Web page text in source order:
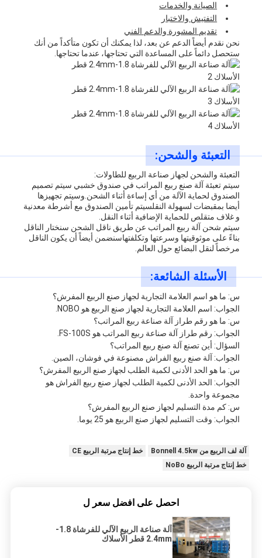
الصيانة والخدمات
التفتيش والاختبار
تقديم المشورة والدعم الفني
نحن نقدم أيضاً الدعم عن بعد، لذا يمكنك أن تكون متأكداً من أنك
ستحصل دائماً على المساعدة التي تحتاجها، عندما تحتاجها.
التعبئة والشحن:
التعبئة والشحن لجهاز صناعة الربيع للطاولات:
سيتم تعبئة آلة صنع ربيع المراتب في صندوق خشبي سيتم تصميم
الصندوق لحماية الآلة من أي إساءة أثناء الشحن.وسيتم تجهيزها
أيضا بمقبضات لسهولة النقلسيتم تأمين الصندوق مع أشرطة معدنية
و غلاف متقلص للحماية الإضافية أثناء النقل.
سيتم شحن آلة ربيع المراتب عن طريق ناقل الشحن سنختار الناقل
بناءً على موثوقيتها وسرعتها وتكلفتهاسنضمن أيضاً أن يكون الناقل
مرخصاً لنقل البضائع حول العالم.
الأسئلة الشائعة:
س: ما هو اسم العلامة التجارية لجهاز صنع الربيع المفرش؟
الجواب: اسم العلامة التجارية لجهاز صنع الربيع هو NOBO.
س: ما هو رقم طراز آلة صناعة ربيع المراتب؟
الجواب: رقم طراز آلة صناعة ربيع المراتب هو FS-100S.
السؤال: أين تصنع آلة صنع ربيع المراتب؟
الجواب: آلة صنع ربيع الفراش مصنوعة في فوشان، الصين.
س: ما هو الحد الأدنى لكمية الطلب لجهاز صنع الربيع المفرش؟
الجواب: الحد الأدنى لكمية الطلب لجهاز صنع ربيع الفراش هو
مجموعة واحدة.
س: كم مدة التسليم لجهاز صنع الربيع المفرش؟
الجواب: وقت التسليم لجهاز صنع الربيع هو 25 يوما.
آلة لف الربيع من Bonnell 4.5kw
خط إنتاج مرتبة الربيع CE
خط إنتاج مرتبة الربيع NoBo
احصل على افضل سعر ل
آلة صناعة الربيع الآلي للفرشاة 1.8-
2.4mm قطر الأسلاك